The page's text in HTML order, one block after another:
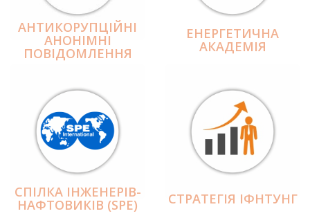
АНТИКОРУПЦІЙНІ
АНОНІМНІ
ПОВІДОМЛЕННЯ
ЕНЕРГЕТИЧНА
АКАДЕМІЯ
СПІЛКА ІНЖЕНЕРІВ-
НАФТОВИКІВ (SPE) СТРАТЕГІЯ ІФНТУНГ